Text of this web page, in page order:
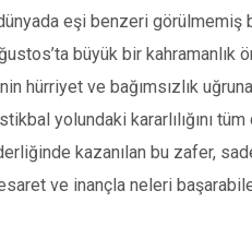
eşi benzeri görülmemiş
büyük bir kahramanlık
hürriyet ve bağımsızlık
yolundaki kararlılığını
kazanılan bu zafer,
ve inançla neleri